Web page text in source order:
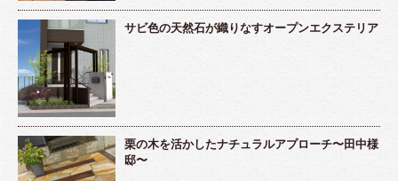
サビ色の天然石が織りなすオープンエクステリア
栗の木を活かしたナチュラルアプローチ〜田中様
邸〜